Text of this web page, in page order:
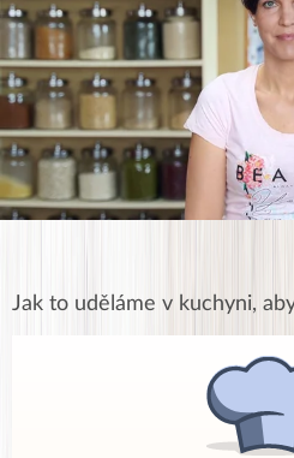
Jak to uděláme v kuchyni,